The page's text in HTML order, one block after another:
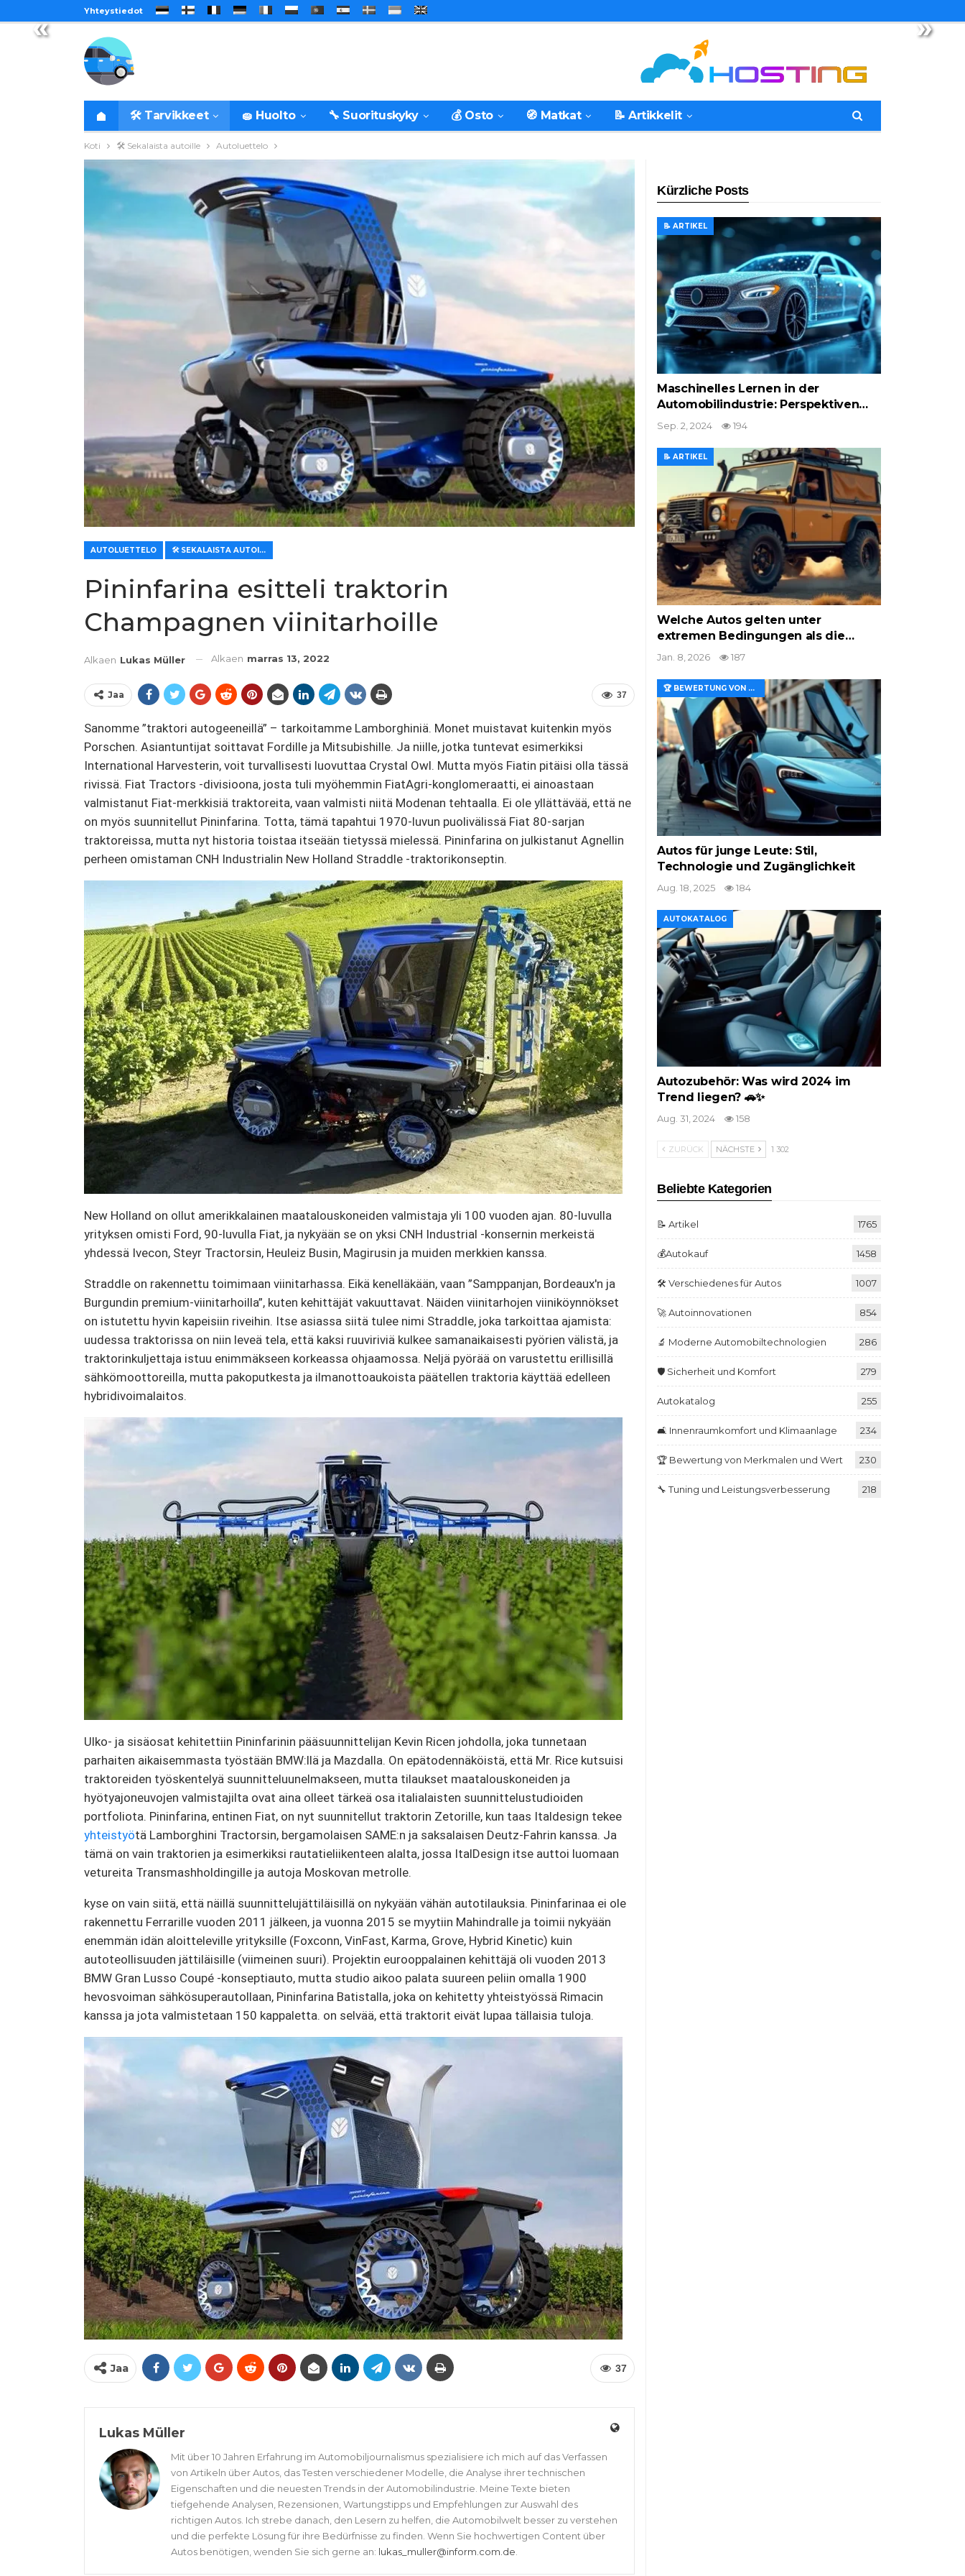
« »
Yhteystiedot
🛠️ Tarvikkeet 🧽 Huolto 🔧 Suorituskyky 💰 Osto 🧭 Matkat 📝 Artikkelit
Koti 🛠️ Sekalaista autoille Autoluettelo
AUTOLUETTELO 🛠️ SEKALAISTA AUTOILLE
Pininfarina esitteli traktorin
Champagnen viinitarhoille
Alkaen Lukas Müller Alkaen marras 13, 2022
37
Jaa
Sanomme ”traktori autogeeneillä” – tarkoitamme Lamborghiniä. Monet muistavat kuitenkin myös
Porschen. Asiantuntijat soittavat Fordille ja Mitsubishille. Ja niille, jotka tuntevat esimerkiksi
International Harvesterin, voit turvallisesti luovuttaa Crystal Owl. Mutta myös Fiatin pitäisi olla tässä
rivissä. Fiat Tractors -divisioona, josta tuli myöhemmin FiatAgri-konglomeraatti, ei ainoastaan ​​
valmistanut Fiat-merkkisiä traktoreita, vaan valmisti niitä Modenan tehtaalla. Ei ole yllättävää, että ne
on myös suunnitellut Pininfarina. Totta, tämä tapahtui 1970-luvun puolivälissä Fiat 80-sarjan
traktoreissa, mutta nyt historia toistaa itseään tietyssä mielessä. Pininfarina on julkistanut Agnellin
perheen omistaman CNH Industrialin New Holland Straddle -traktorikonseptin.
New Holland on ollut amerikkalainen maatalouskoneiden valmistaja yli 100 vuoden ajan. 80-luvulla
yrityksen omisti Ford, 90-luvulla Fiat, ja nykyään se on yksi CNH Industrial -konsernin merkeistä
yhdessä Ivecon, Steyr Tractorsin, Heuleiz Busin, Magirusin ja muiden merkkien kanssa.
Straddle on rakennettu toimimaan viinitarhassa. Eikä kenelläkään, vaan ”Samppanjan, Bordeaux'n ja
Burgundin premium-viinitarhoilla”, kuten kehittäjät vakuuttavat. Näiden viinitarhojen viiniköynnökset
on istutettu hyvin kapeisiin riveihin. Itse asiassa siitä tulee nimi Straddle, joka tarkoittaa ajamista:
uudessa traktorissa on niin leveä tela, että kaksi ruuviriviä kulkee samanaikaisesti pyörien välistä, ja
traktorinkuljettaja istuu enimmäkseen korkeassa ohjaamossa. Neljä pyörää on varustettu erillisillä
sähkömoottoreilla, mutta pakoputkesta ja ilmanottoaukoista päätellen traktoria käyttää edelleen
hybridivoimalaitos.
Ulko- ja sisäosat kehitettiin Pininfarinin pääsuunnittelijan Kevin Ricen johdolla, joka tunnetaan
parhaiten aikaisemmasta työstään BMW:llä ja Mazdalla. On epätodennäköistä, että Mr. Rice kutsuisi
traktoreiden työskentelyä suunnitteluunelmakseen, mutta tilaukset maatalouskoneiden ja
hyötyajoneuvojen valmistajilta ovat aina olleet tärkeä osa italialaisten suunnittelustudioiden
portfoliota. Pininfarina, entinen Fiat, on nyt suunnitellut traktorin Zetorille, kun taas Italdesign tekee
yhteistyötä Lamborghini Tractorsin, bergamolaisen SAME:n ja saksalaisen Deutz-Fahrin kanssa. Ja
tämä on vain traktorien ja esimerkiksi rautatieliikenteen alalta, jossa ItalDesign itse auttoi luomaan
vetureita Transmashholdingille ja autoja Moskovan metrolle.
kyse on vain siitä, että näillä suunnittelujättiläisillä on nykyään vähän autotilauksia. Pininfarinaa ei ole
rakennettu Ferrarille vuoden 2011 jälkeen, ja vuonna 2015 se myytiin Mahindralle ja toimii nykyään
enemmän idän aloitteleville yrityksille (Foxconn, VinFast, Karma, Grove, Hybrid Kinetic) kuin
autoteollisuuden jättiläisille (viimeinen suuri). Projektin eurooppalainen kehittäjä oli vuoden 2013
BMW Gran Lusso Coupé -konseptiauto, mutta studio aikoo palata suureen peliin omalla 1900
hevosvoiman sähkösuperautollaan, Pininfarina Batistalla, joka on kehitetty yhteistyössä Rimacin
kanssa ja jota valmistetaan 150 kappaletta. on selvää, että traktorit eivät lupaa tällaisia ​​tuloja.
37
Jaa
Lukas Müller
Mit über 10 Jahren Erfahrung im Automobiljournalismus spezialisiere ich mich auf das Verfassen
von Artikeln über Autos, das Testen verschiedener Modelle, die Analyse ihrer technischen
Eigenschaften und die neuesten Trends in der Automobilindustrie. Meine Texte bieten
tiefgehende Analysen, Rezensionen, Wartungstipps und Empfehlungen zur Auswahl des
richtigen Autos. Ich strebe danach, den Lesern zu helfen, die Automobilwelt besser zu verstehen
und die perfekte Lösung für ihre Bedürfnisse zu finden. Wenn Sie hochwertigen Content über
Autos benötigen, wenden Sie sich gerne an: lukas_muller@inform.com.de
Kürzliche Posts
📝 ARTIKEL
Maschinelles Lernen in der
Automobilindustrie: Perspektiven…
Sep. 2, 2024 194
📝 ARTIKEL
Welche Autos gelten unter
extremen Bedingungen als die…
Jan. 8, 2026 187
🏆 BEWERTUNG VON MERKMALEN UND WERT
Autos für junge Leute: Stil,
Technologie und Zugänglichkeit
Aug. 18, 2025 184
AUTOKATALOG
Autozubehör: Was wird 2024 im
Trend liegen? 🚗✨
Aug. 31, 2024 158
ZURÜCK NÄCHSTE 1 302
Beliebte Kategorien
📝 Artikel 1765
💰Autokauf 1458
🛠️ Verschiedenes für Autos 1007
🚀 Autoinnovationen 854
🔬 Moderne Automobiltechnologien 286
🛡️ Sicherheit und Komfort 279
Autokatalog 255
🛋️ Innenraumkomfort und Klimaanlage 234
🏆 Bewertung von Merkmalen und Wert 230
🔧 Tuning und Leistungsverbesserung 218